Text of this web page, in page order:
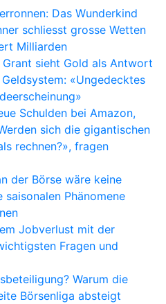
Das Wunderkind
schliesst grosse Wetten
Milliarden
sieht Gold als Antwort
«Ungedecktes
Schulden bei Amazon,
sich die gigantischen
rechnen?», fragen
der Börse wäre keine
saisonalen Phänomene
Jobverlust mit der
Fragen und
Warum die
Börsenliga absteigt